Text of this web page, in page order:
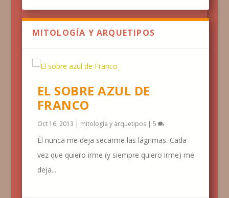
MITOLOGÍA Y ARQUETIPOS
EL SOBRE AZUL DE
FRANCO
Oct 16, 2013 | mitología y arquetipos| 5
Él nunca me deja secarme las lágrimas. Cada
vez que quiero irme (y siempre quiero irme) me
deja...